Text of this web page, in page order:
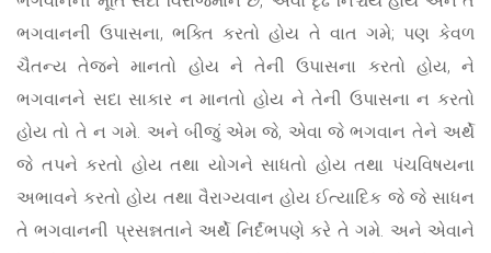
ભગવાનની ઉપાસના, ભક્તિ કરતો હોય તે વાત ગમે; પણ કેવળ
ચૈતન્ય તેજને માનતો હોય ને તેની ઉપાસના કરતો હોય, ને
ભગવાનને સદા સાકાર ન માનતો હોય ને તેની ઉપાસના ન કરતો
હોય તો તે ન ગમે. અને બીજું એમ જે, એવા જે ભગવાન તેને અર્થે
જે તપને કરતો હોય તથા યોગને સાધતો હોય તથા પંચવિષયના
અભાવને કરતો હોય તથા વૈરાગ્યવાન હોય ઈત્યાદિક જે જે સાધન
તે ભગવાનની પ્રસન્નતાને અર્થે નિર્દંભપણે કરે તે ગમે. અને એવાને